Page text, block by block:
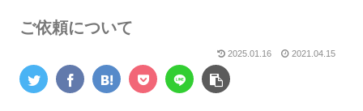
ご依頼について
2025.01.16 2021.04.15